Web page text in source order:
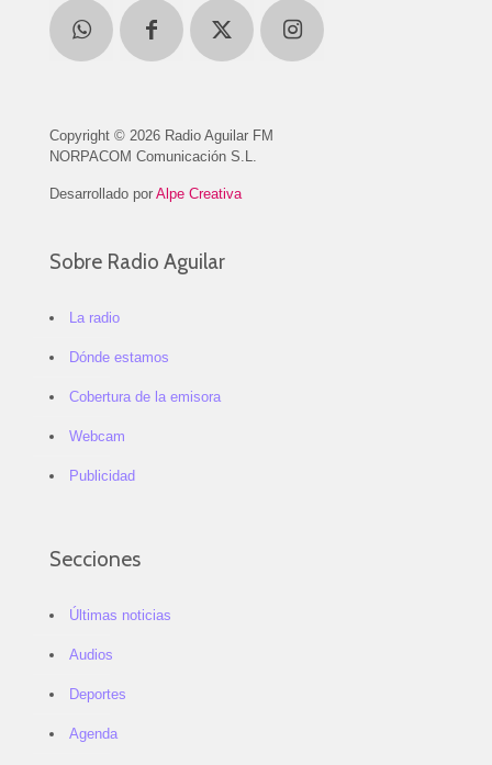
Copyright © 2026 Radio Aguilar FM
NORPACOM Comunicación S.L.
Desarrollado por Alpe Creativa
Sobre Radio Aguilar
La radio
Dónde estamos
Cobertura de la emisora
Webcam
Publicidad
Secciones
Últimas noticias
Audios
Deportes
Agenda